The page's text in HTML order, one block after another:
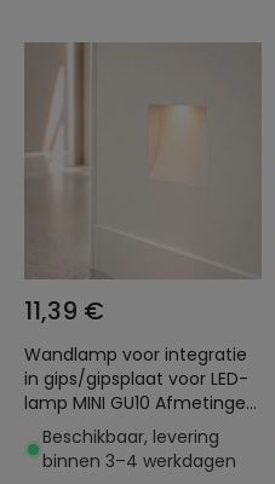
11,39 €
Wandlamp voor integratie
in gips/gipsplaat voor LED-
lamp MINI GU10 Afmetingen
103x148 mm
Beschikbaar, levering
binnen 3–4 werkdagen